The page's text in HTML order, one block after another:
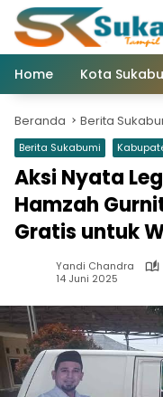
Langsung
konten
Home
Kota
Beranda Berita
Berita Sukabumi
Aksi Nyata
Hamzah
Gratis untuk
Yandi Chandra
14 Juni 2025